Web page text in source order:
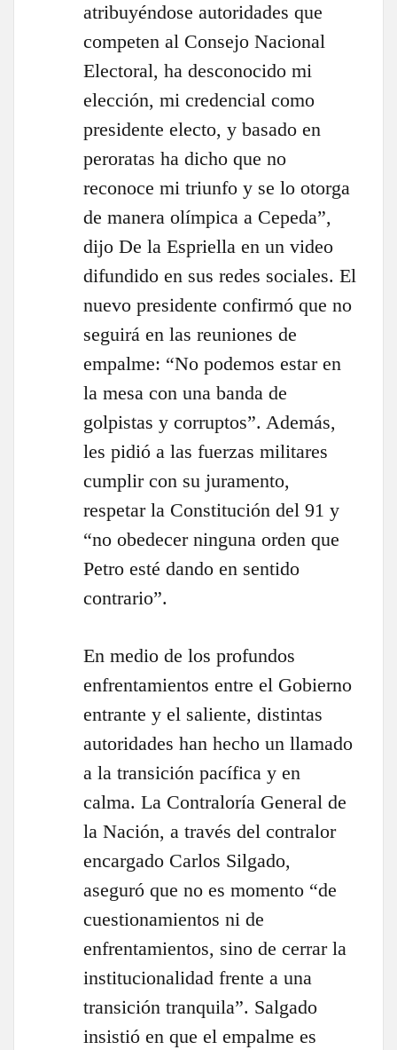
atribuyéndose autoridades que
competen al Consejo Nacional
Electoral, ha desconocido mi
elección, mi credencial como
presidente electo, y basado en
peroratas ha dicho que no
reconoce mi triunfo y se lo otorga
de manera olímpica a Cepeda”,
dijo De la Espriella en un video
difundido en sus redes sociales. El
nuevo presidente confirmó que no
seguirá en las reuniones de
empalme: “No podemos estar en
la mesa con una banda de
golpistas y corruptos”. Además,
les pidió a las fuerzas militares
cumplir con su juramento,
respetar la Constitución del 91 y
“no obedecer ninguna orden que
Petro esté dando en sentido
contrario”.
En medio de los profundos
enfrentamientos entre el Gobierno
entrante y el saliente, distintas
autoridades han hecho un llamado
a la transición pacífica y en
calma. La Contraloría General de
la Nación, a través del contralor
encargado Carlos Silgado,
aseguró que no es momento “de
cuestionamientos ni de
enfrentamientos, sino de cerrar la
institucionalidad frente a una
transición tranquila”. Salgado
insistió en que el empalme es